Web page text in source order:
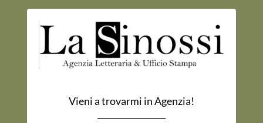
Vieni a trovarmi in Agenzia!